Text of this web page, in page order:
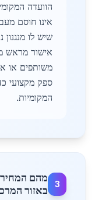
הוועדה
אינו חוסם
שיש לו
אישור מראש
משותפים או
ספק מקצועי
המקומיות.
3
מהם
באזור